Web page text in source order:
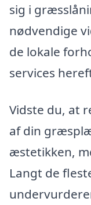
sig i
nødvendige
de lokale
services
Vidste du, at
af din
æstetikken,
Langt de